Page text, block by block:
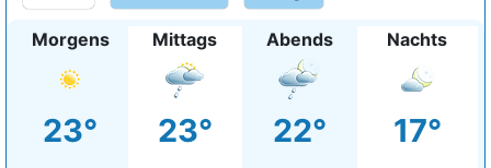
Morgens
23°
Mittags
23°
Abends
22°
Nachts
17°